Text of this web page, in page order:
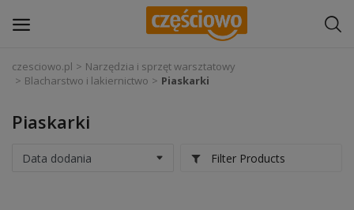
Zaloguj się
Zarejestruj
czesciowo.pl
Narzędzia i sprzęt warsztatowy
Blacharstwo i lakiernictwo
Piaskarki
Piaskarki
Filter Products